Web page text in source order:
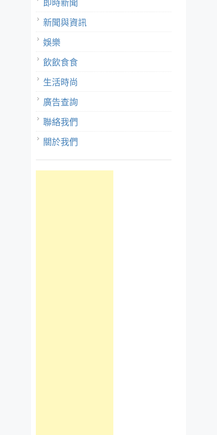
新聞與資訊
娛樂
飲飲食食
生活時尚
廣告查詢
聯絡我們
關於我們